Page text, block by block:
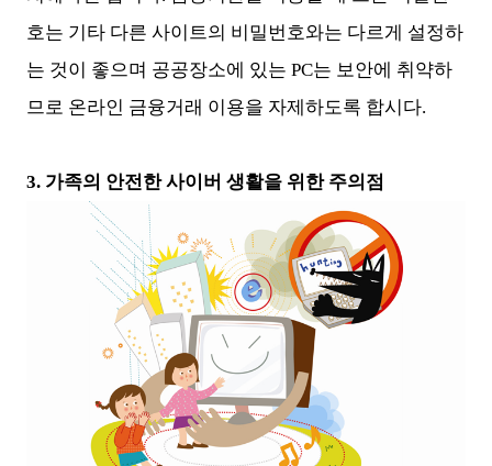
호는 기타 다른 사이트의 비밀번호와는 다르게 설정하
는 것이 좋으며 공공장소에 있는 PC는 보안에 취약하
므로 온라인 금융거래 이용을 자제하도록 합시다.
3. 가족의 안전한 사이버 생활을 위한 주의점